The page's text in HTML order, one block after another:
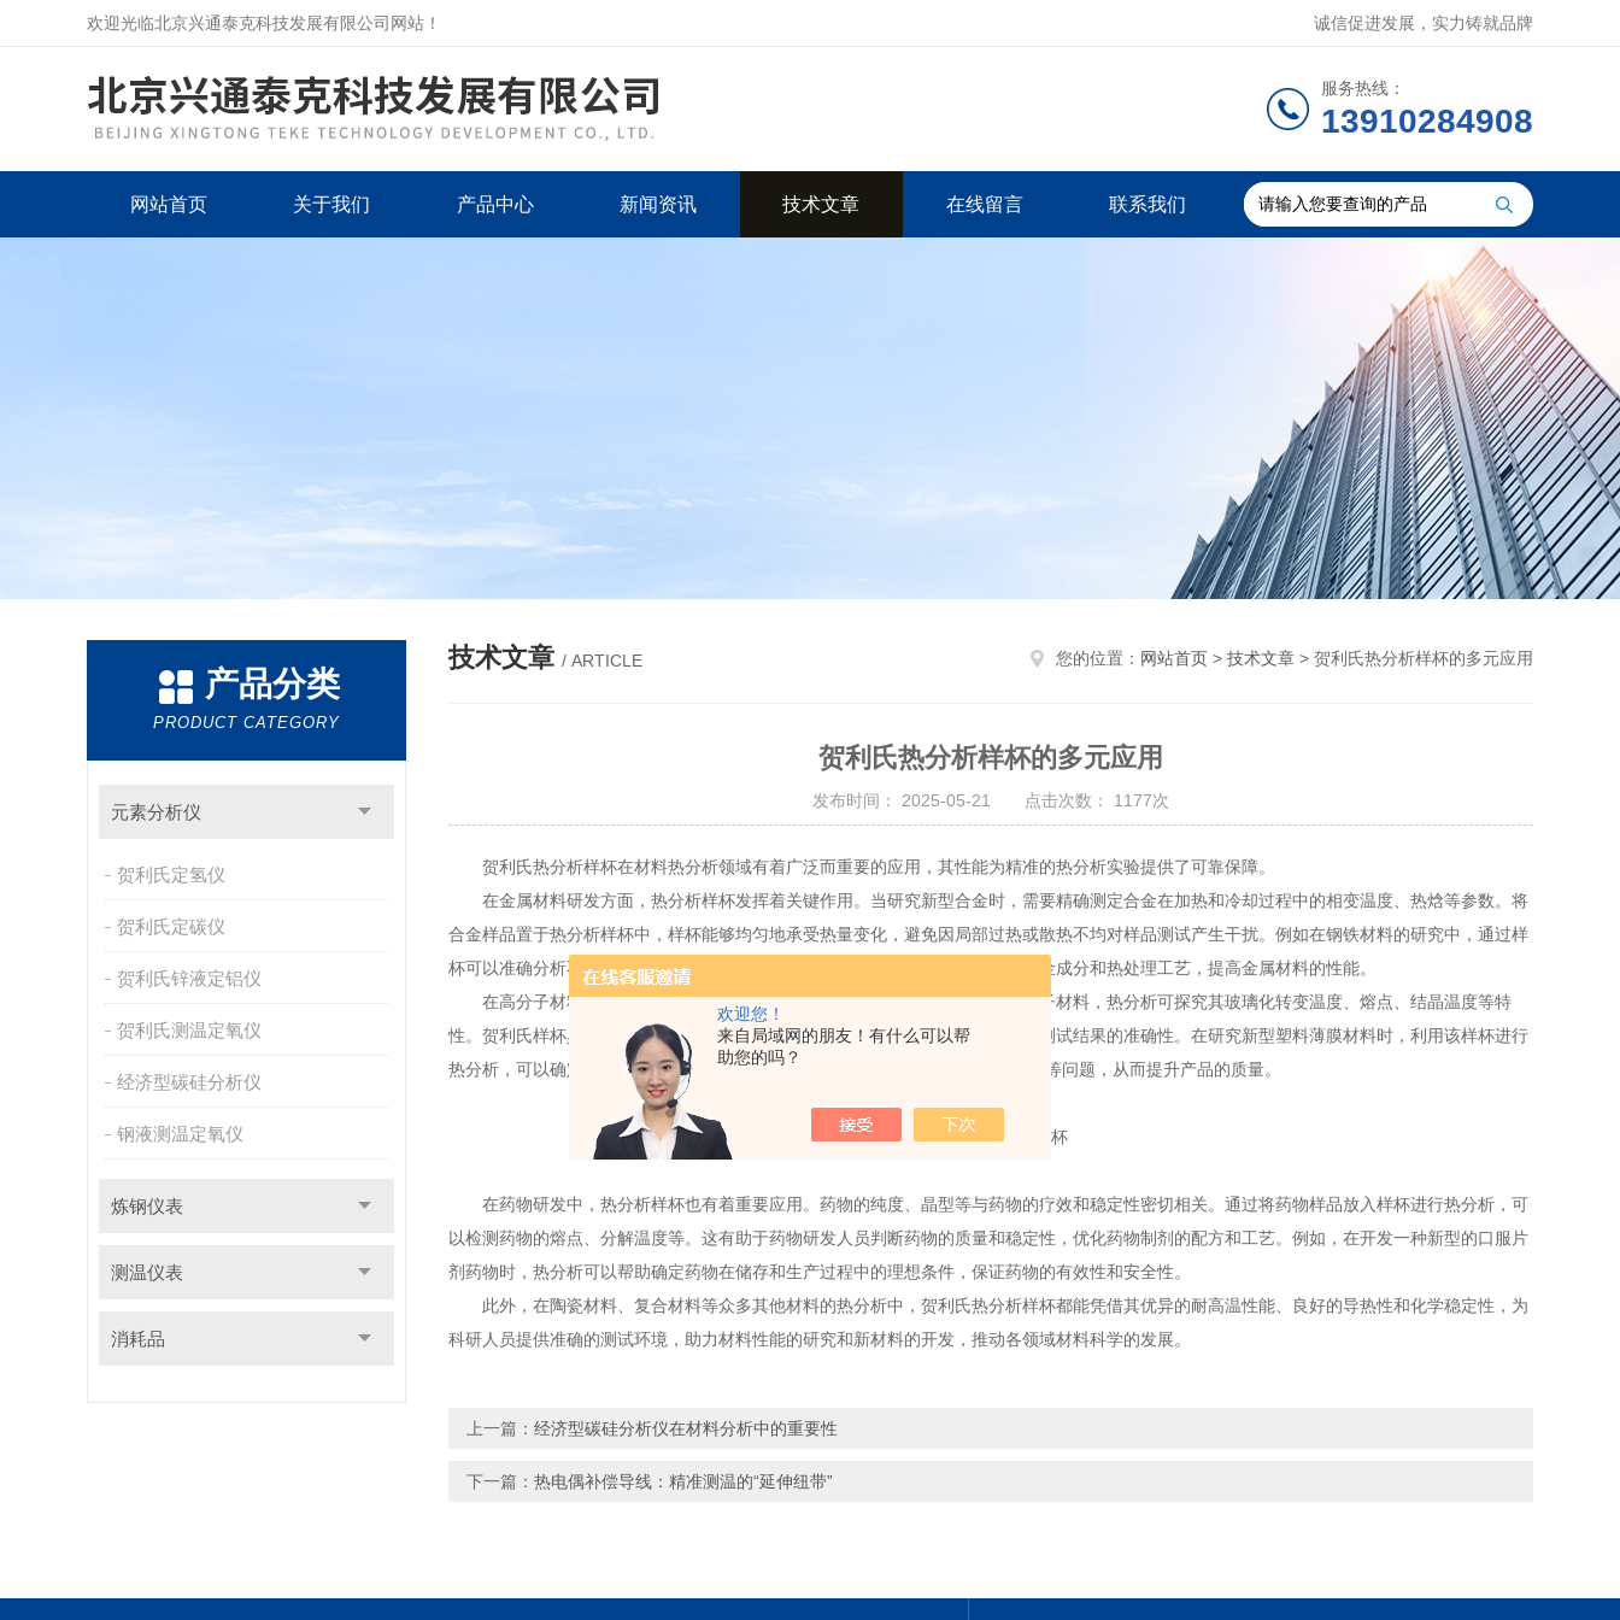
欢迎您！
来自局域网的朋友！有什么可以帮
助您的吗？
欢迎光临北京兴通泰克科技发展有限公司网站！ 诚信促进发展，实力铸就品牌
服务热线：
13910284908
网站首页 关于我们 产品中心 新闻资讯 技术文章 在线留言 联系我们
产品分类
PRODUCT CATEGORY
元素分析仪
贺利氏定氢仪
贺利氏定碳仪
贺利氏锌液定铝仪
贺利氏测温定氧仪
经济型碳硅分析仪
钢液测温定氧仪
炼钢仪表
测温仪表
消耗品
技术文章 / ARTICLE 您的位置： 网站首页 > 技术文章 > 贺利氏热分析样杯的多元应用
贺利氏热分析样杯的多元应用
发布时间： 2025-05-21 点击次数： 1177次
贺利氏热分析样杯在材料热分析领域有着广泛而重要的应用，其性能为精准的热分析实验提供了可靠保障。
在金属材料研发方面，热分析样杯发挥着关键作用。当研究新型合金时，需要精确测定合金在加热和冷却过程中的相变温度、热焓等参数。将
合金样品置于热分析样杯中，样杯能够均匀地承受热量变化，避免因局部过热或散热不均对样品测试产生干扰。例如在钢铁材料的研究中，通过样
杯可以准确分析不同成分钢铁在热处理过程中的组织转变，帮助研发人员优化合金成分和热处理工艺，提高金属材料的性能。
在高分子材料领域，贺利氏热分析样杯同样不可缺。对于塑料、橡胶等高分子材料，热分析可探究其玻璃化转变温度、熔点、结晶温度等特
性。贺利氏样杯具有良好的化学稳定性，不会与高分子材料发生化学反应，确保测试结果的准确性。在研究新型塑料薄膜材料时，利用该样杯进行
热分析，可以确定其理想的加工温度范围，防止在加工过程中出现降解或结晶不*等问题，从而提升产品的质量。
在药物研发中，热分析样杯也有着重要应用。药物的纯度、晶型等与药物的疗效和稳定性密切相关。通过将药物样品放入样杯进行热分析，可
以检测药物的熔点、分解温度等。这有助于药物研发人员判断药物的质量和稳定性，优化药物制剂的配方和工艺。例如，在开发一种新型的口服片
剂药物时，热分析可以帮助确定药物在储存和生产过程中的理想条件，保证药物的有效性和安全性。
此外，在陶瓷材料、复合材料等众多其他材料的热分析中，贺利氏热分析样杯都能凭借其优异的耐高温性能、良好的导热性和化学稳定性，为
科研人员提供准确的测试环境，助力材料性能的研究和新材料的开发，推动各领域材料科学的发展。
上一篇： 经济型碳硅分析仪在材料分析中的重要性
下一篇： 热电偶补偿导线：精准测温的“延伸纽带”